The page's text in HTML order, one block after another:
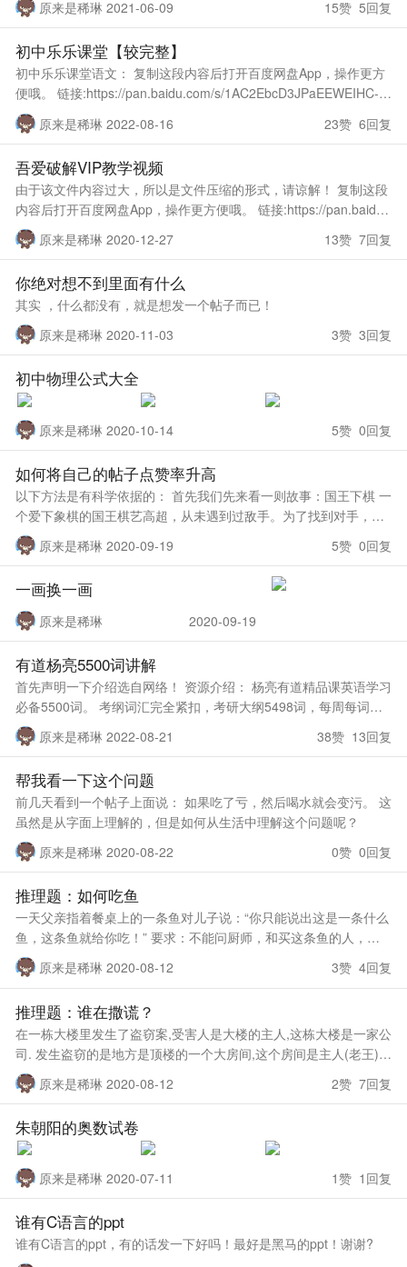
原来是稀琳 2021-06-09 15赞 5回复
初中乐乐课堂【较完整】
初中乐乐课堂语文： 复制这段内容后打开百度网盘App，操作更方
便哦。 链接:https://pan.baidu.com/s/1AC2EbcD3JPaEEWEIHC-Dt
g 提取码:40ze 初中乐乐课
原来是稀琳 2022-08-16 23赞 6回复
吾爱破解VIP教学视频
由于该文件内容过大，所以是文件压缩的形式，请谅解！ 复制这段
内容后打开百度网盘App，操作更方便哦。 链接:https://pan.baidu.
com/s/1-lI1s0TumentQcBe_BHMn
原来是稀琳 2020-12-27 13赞 7回复
你绝对想不到里面有什么
其实 ，什么都没有，就是想发一个帖子而已！
原来是稀琳 2020-11-03
3赞 3回复
初中物理公式大全
原来是稀琳 2020-10-14 5赞 0回复
如何将自己的帖子点赞率升高
以下方法是有科学依据的： 首先我们先来看一则故事：国王下棋 一
个爱下象棋的国王棋艺高超，从未遇到过敌手。为了找到对手，他
下了一份诏书，说不管是谁，只要下棋赢了国王，国王就会答应他
任何一个要求。
原来是稀琳 2020-09-19 5赞 0回复
一画换一画
原来是稀琳 2020-09-19
有道杨亮5500词讲解
首先声明一下介绍选自网络！ 资源介绍： 杨亮有道精品课英语学习
必备5500词。 考纲词汇完全紧扣，考研大纲5498词，每周每词均
有详尽编号，确保你背得精准、背得有用。 同源词汇，归类记忆，
读音、写法相
原来是稀琳 2022-08-21 38赞 13回复
帮我看一下这个问题
前几天看到一个帖子上面说： 如果吃了亏，然后喝水就会变污。 这
虽然是从字面上理解的，但是如何从生活中理解这个问题呢？
原来是稀琳 2020-08-22
0赞 0回复
推理题：如何吃鱼
一天父亲指着餐桌上的一条鱼对儿子说：“你只能说出这是一条什么
鱼，这条鱼就给你吃！” 要求：不能问厨师，和买这条鱼的人，也
不能离开家。 问：儿子要如何才能吃到鱼？
———————————————— 本题
原来是稀琳 2020-08-12 3赞 4回复
推理题：谁在撒谎？
在一栋大楼里发生了盗窃案,受害人是大楼的主人,这栋大楼是一家公
司. 发生盗窃的是地方是顶楼的一个大房间,这个房间是主人(老王)平
时来不及回家住的地方.这个房子有四室两厅的规模,失窃的是一笔巨
款.接到报
原来是稀琳 2020-08-12 2赞 7回复
朱朝阳的奥数试卷
原来是稀琳 2020-07-11 1赞 1回复
谁有C语言的ppt
谁有C语言的ppt，有的话发一下好吗！最好是黑马的ppt！谢谢?